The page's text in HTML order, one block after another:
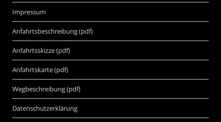
Impressum
Anfahrtsbeschreibung (pdf)
Anfahrtsskizze (pdf)
Anfahrtskarte (pdf)
Wegbeschreibung (pdf)
Datenschutzerklärung